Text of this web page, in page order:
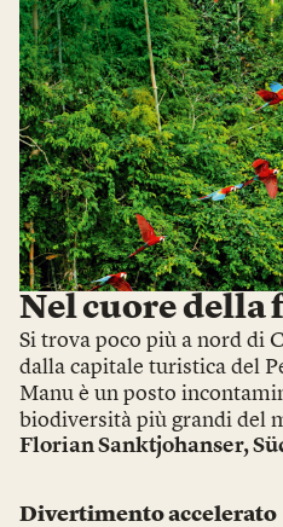
Nel cuore della
Si trova poco più a nord di
dalla capitale turistica del
Manu è un posto
biodiversità più grandi del
Florian Sanktjohanser,
Divertimento accelerato